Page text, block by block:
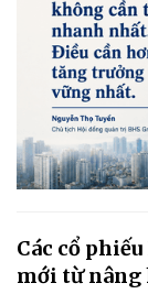
Các cổ
mới từ nâng